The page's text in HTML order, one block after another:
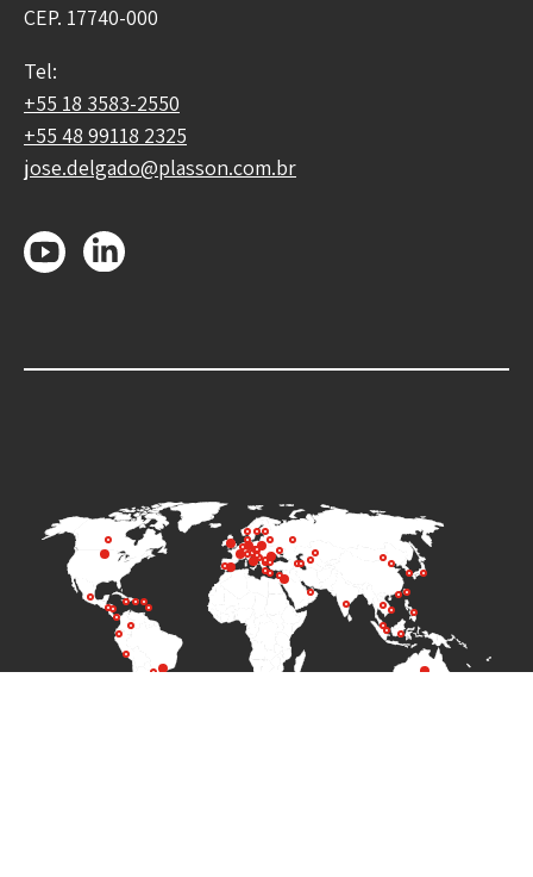
CEP. 17740-000
Tel:
+55 18 3583-2550
+55 48 99118 2325
jose.delgado@plasson.com.br